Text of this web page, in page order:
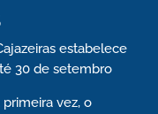
estabelece
30 de setembro
vez, o